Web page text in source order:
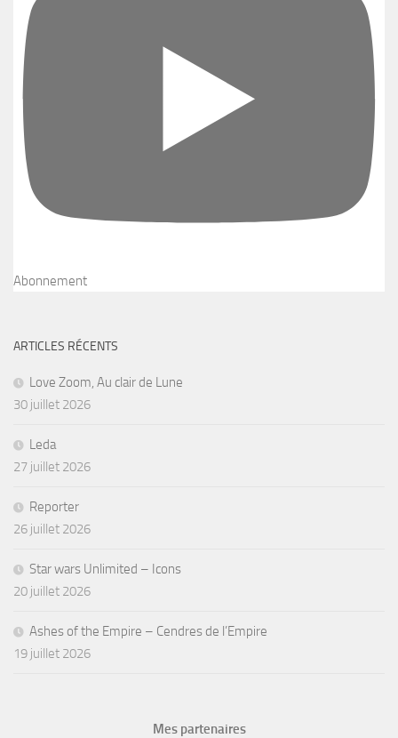
Abonnement
ARTICLES RÉCENTS
Love Zoom, Au clair de Lune
30 juillet 2026
Leda
27 juillet 2026
Reporter
26 juillet 2026
Star wars Unlimited – Icons
20 juillet 2026
Ashes of the Empire – Cendres de l’Empire
19 juillet 2026
Mes partenaires